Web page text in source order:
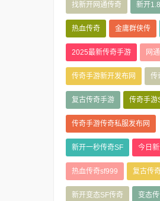
找新开网通传奇 新开
热血传奇 金庸群侠传
2025最新传奇手游 网
传奇手游新开发布网 传
复古传奇手游 传奇手游
传奇手游传奇私服发布网
新开一秒传奇SF 今日
热血传奇sf999 复古传
新开变态SF传奇 变态